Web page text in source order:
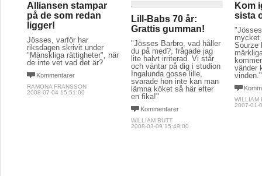
Alliansen stampar
på de som redan
ligger!
Jösses, varför har
riksdagen skrivit under
"Mänskliga rättigheter", när
de inte vet vad det är?
Kommentarer
RAMONA FRANSSON
2008-07-04 15:51:00
Lill-Babs 70 år:
Grattis gumman!
"Jösses Barbro, vad håller
du på med?, frågade jag
lite halvt irriterad. Vi står
och väntar på dig i studion
Ingalunda gosse lille,
svarade hon inte kan man
lämna köket så här efter
en fika!"
Kommentarer
WILLIAM BUTT
2008-03-09 15:49:00
Kom
sista
mycket
Sourze
vänder
vinden."
WILLIAM
2007-01-